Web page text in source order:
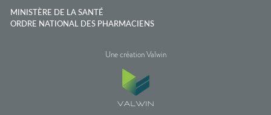
MINISTÈRE DE LA SANTÉ
ORDRE NATIONAL DES PHARMACIENS
Une création Valwin